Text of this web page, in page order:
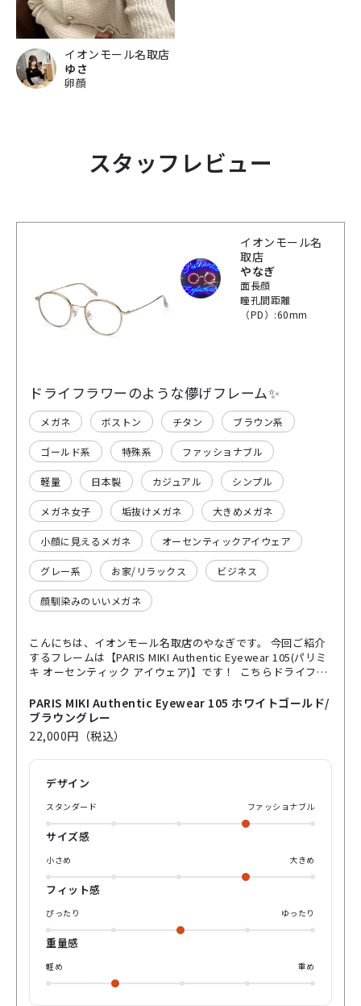
イオンモール名取店
ゆさ
卵顔
スタッフレビュー
イオンモール名
取店
やなぎ
面長顔
瞳孔間距離
（PD）:60mm
ドライフラワーのような儚げフレーム✨
メガネ ボストン チタン ブラウン系
ゴールド系 特殊系 ファッショナブル
軽量 日本製 カジュアル シンプル
メガネ女子 垢抜けメガネ 大きめメガネ
小顔に見えるメガネ オーセンティックアイウェア
グレー系 お家/リラックス ビジネス
顔馴染みのいいメガネ
こんにちは、イオンモール名取店のやなぎです。 今回ご紹介
するフレームは【PARIS MIKI Authentic Eyewear 105(パリミ
キ オーセンティック アイウェア)】です！ こちらドライフラ
す🪻 カラーは上半分が淡いブラウン、下半分は透明感のある
グレーのツートンカラーで 見る角度によってゆらゆらと揺ら
めくようなカラーになっています。 淡く透明感のあるカラー
なので、掛けると目元をさりげなく彩ってくれます✨ ミュー
トメイクやピンクのワントーンメイクとも相性良さげです🙆
グレージュカラーです！ これが本当に絶妙な儚げカラーで、
肌なじみも抜群です☺️ また、お顔に対してゆったりめのサイ
ズ感なので、顔の余白を柔らかく埋めてくれます。 若干大振
りなサイズ感ですが、淡いカラーのフレームの為お顔の印象
を大きく変えずに掛けることができます👓 お部屋やオフィス
に置いても可愛いフレームになっています！ ぜひ一度お試し
ください☺️
PARIS MIKI Authentic Eyewear 105 ホワイトゴールド/
ブラウングレー
22,000円（税込）
デザイン
スタンダード ファッショナブル
サイズ感
小さめ 大きめ
フィット感
ぴったり ゆったり
重量感
軽め 重め